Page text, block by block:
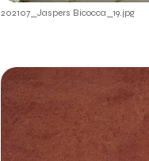
202107_Jaspers Bicocca_19.jpg